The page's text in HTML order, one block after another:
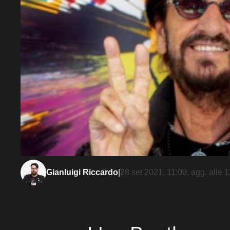
Gianluigi Riccardo 28 set 2021, 11:00, agg. alle